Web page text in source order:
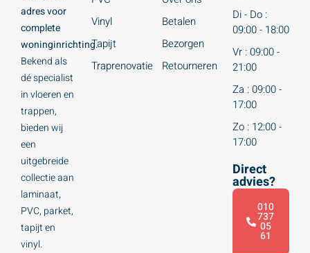
adres voor
complete
woninginrichting.
Bekend als
dé specialist
in vloeren en
trappen,
bieden wij
een
uitgebreide
collectie aan
laminaat,
PVC, parket,
tapijt en
vinyl.
Vinyl
Tapijt
Traprenovatie
Betalen
Bezorgen
Retourneren
Di - Do :
09:00 - 18:00
Vr : 09:00 -
21:00
Za : 09:00 -
17:00
Zo : 12:00 -
17:00
Direct
advies?
010
737
05
61